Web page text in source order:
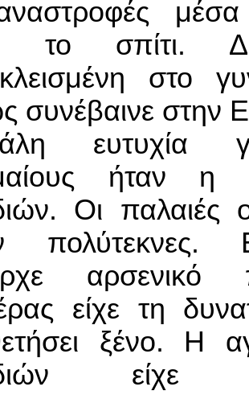
το σπίτι.
στο
συνέβαινε στην
ευτυχία
ήταν η
Οι παλαιές
αρσενικό
είχε τη
ξένο. Η
είχε